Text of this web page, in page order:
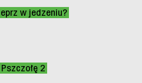
w jedzeniu?
2